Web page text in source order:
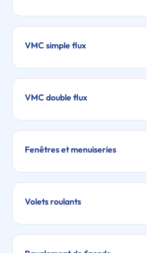
VMC simple flux
VMC double flux
Fenêtres et menuiseries
Volets roulants